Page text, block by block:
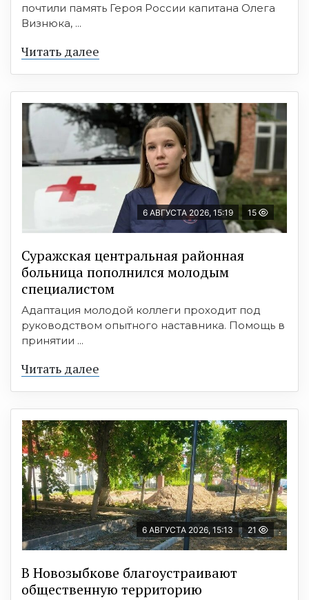
почтили память Героя России капитана Олега
Визнюка, ...
Читать далее
6 АВГУСТА 2026, 15:19 15
Суражская центральная районная
больница пополнился молодым
специалистом
Адаптация молодой коллеги проходит под
руководством опытного наставника. Помощь в
принятии ...
Читать далее
6 АВГУСТА 2026, 15:13 21
В Новозыбкове благоустраивают
общественную территорию